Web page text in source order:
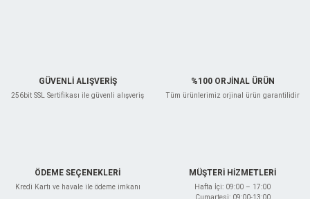
GÜVENLİ ALIŞVERİŞ
256bit SSL Sertifikası ile güvenli alışveriş
%100 ORJİNAL ÜRÜN
Tüm ürünlerimiz orjinal ürün garantilidir
ÖDEME SEÇENEKLERİ
Kredi Kartı ve havale ile ödeme imkanı
MÜŞTERİ HİZMETLERİ
Hafta İçi: 09:00 – 17:00
Cumartesi: 09:00-13:00